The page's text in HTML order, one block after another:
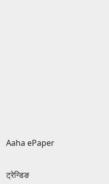
Aaha ePaper
ट्रेन्डिङ